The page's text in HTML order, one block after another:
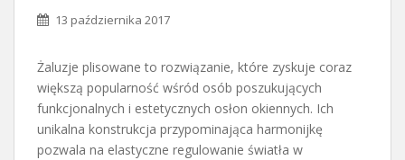
13 października 2017
Żaluzje plisowane to rozwiązanie, które zyskuje coraz
większą popularność wśród osób poszukujących
funkcjonalnych i estetycznych osłon okiennych. Ich
unikalna konstrukcja przypominająca harmonijkę
pozwala na elastyczne regulowanie światła w